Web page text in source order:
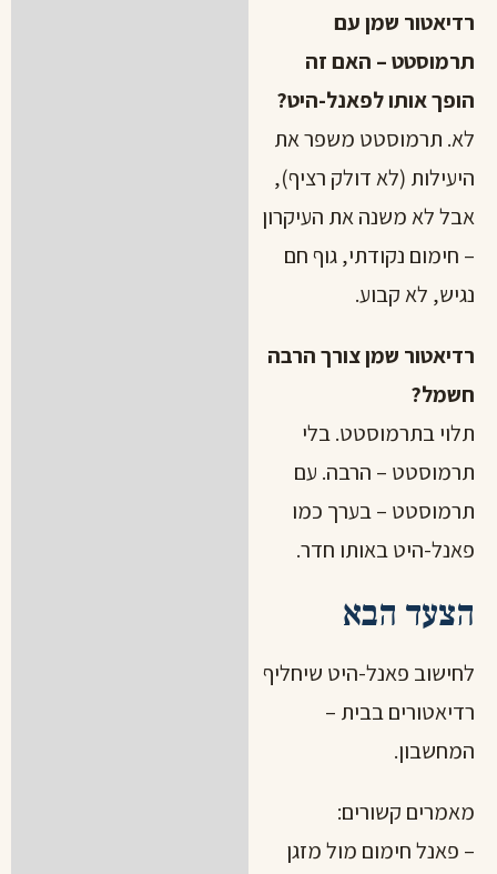
רדיאטור שמן עם
תרמוסטט – האם זה
הופך אותו לפאנל-היט?
לא. תרמוסטט משפר את
היעילות (לא דולק רציף),
אבל לא משנה את העיקרון
– חימום נקודתי, גוף חם
נגיש, לא קבוע.
רדיאטור שמן צורך הרבה
חשמל?
תלוי בתרמוסטט. בלי
תרמוסטט – הרבה. עם
תרמוסטט – בערך כמו
פאנל-היט באותו חדר.
הצעד הבא
לחישוב פאנל-היט שיחליף
רדיאטורים בבית –
המחשבון.
מאמרים קשורים:
– פאנל חימום מול מזגן